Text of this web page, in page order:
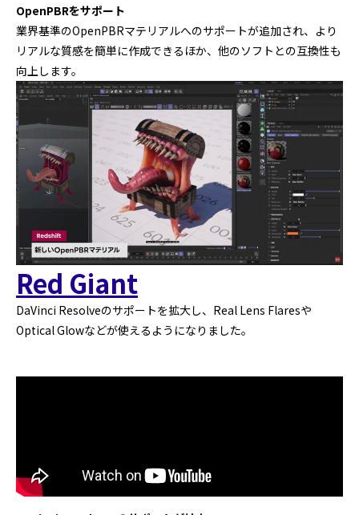
OpenPBRをサポート
業界基準のOpenPBRマテリアルへのサポートが追加され、より
リアルな質感を簡単に作成できるほか、他のソフトとの互換性も
向上します。
Red Giant
DaVinci Resolveのサポートを拡大し、Real Lens Flaresや
Optical Glowなどが使えるようになりました。